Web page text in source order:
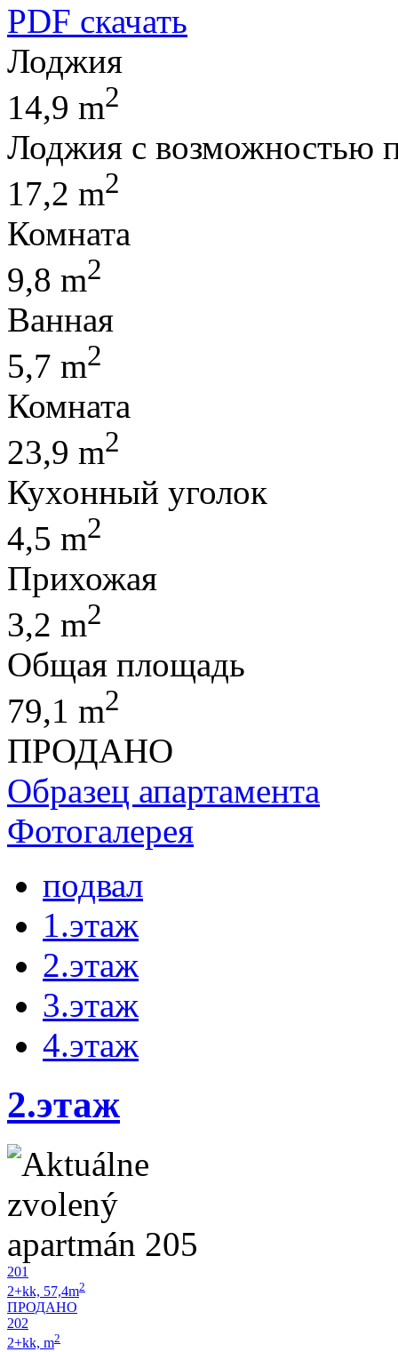
PDF скачать
Лоджия
14,9 m2
Лоджия с возможностью
17,2 m2
Комната
9,8 m2
Ванная
5,7 m2
Комната
23,9 m2
Кухонный уголок
4,5 m2
Прихожая
3,2 m2
Общая площадь
79,1 m2
ПРОДАНО
Образец апартамента
Фотогалерея
подвал
1.этаж
2.этаж
3.этаж
4.этаж
2.этаж
201
2+kk, 57,4m2
ПРОДАНО
202
2+kk, m2